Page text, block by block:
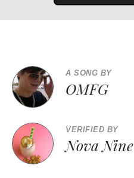
A SONG BY
OMFG
VERIFIED BY
Nova Nine